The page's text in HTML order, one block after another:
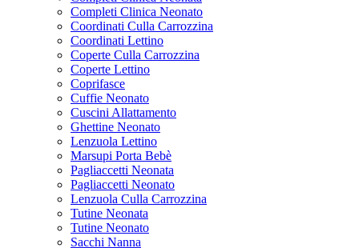
Completi Clinica Neonato
Coordinati Culla Carrozzina
Coordinati Lettino
Coperte Culla Carrozzina
Coperte Lettino
Coprifasce
Cuffie Neonato
Cuscini Allattamento
Ghettine Neonato
Lenzuola Lettino
Marsupi Porta Bebè
Pagliaccetti Neonata
Pagliaccetti Neonato
Lenzuola Culla Carrozzina
Tutine Neonata
Tutine Neonato
Sacchi Nanna